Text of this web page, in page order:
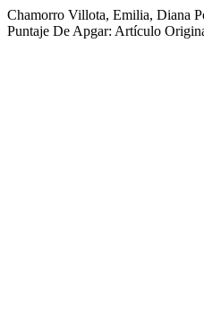
Chamorro Villota, Emilia, Diana
Puntaje De Apgar: Artículo